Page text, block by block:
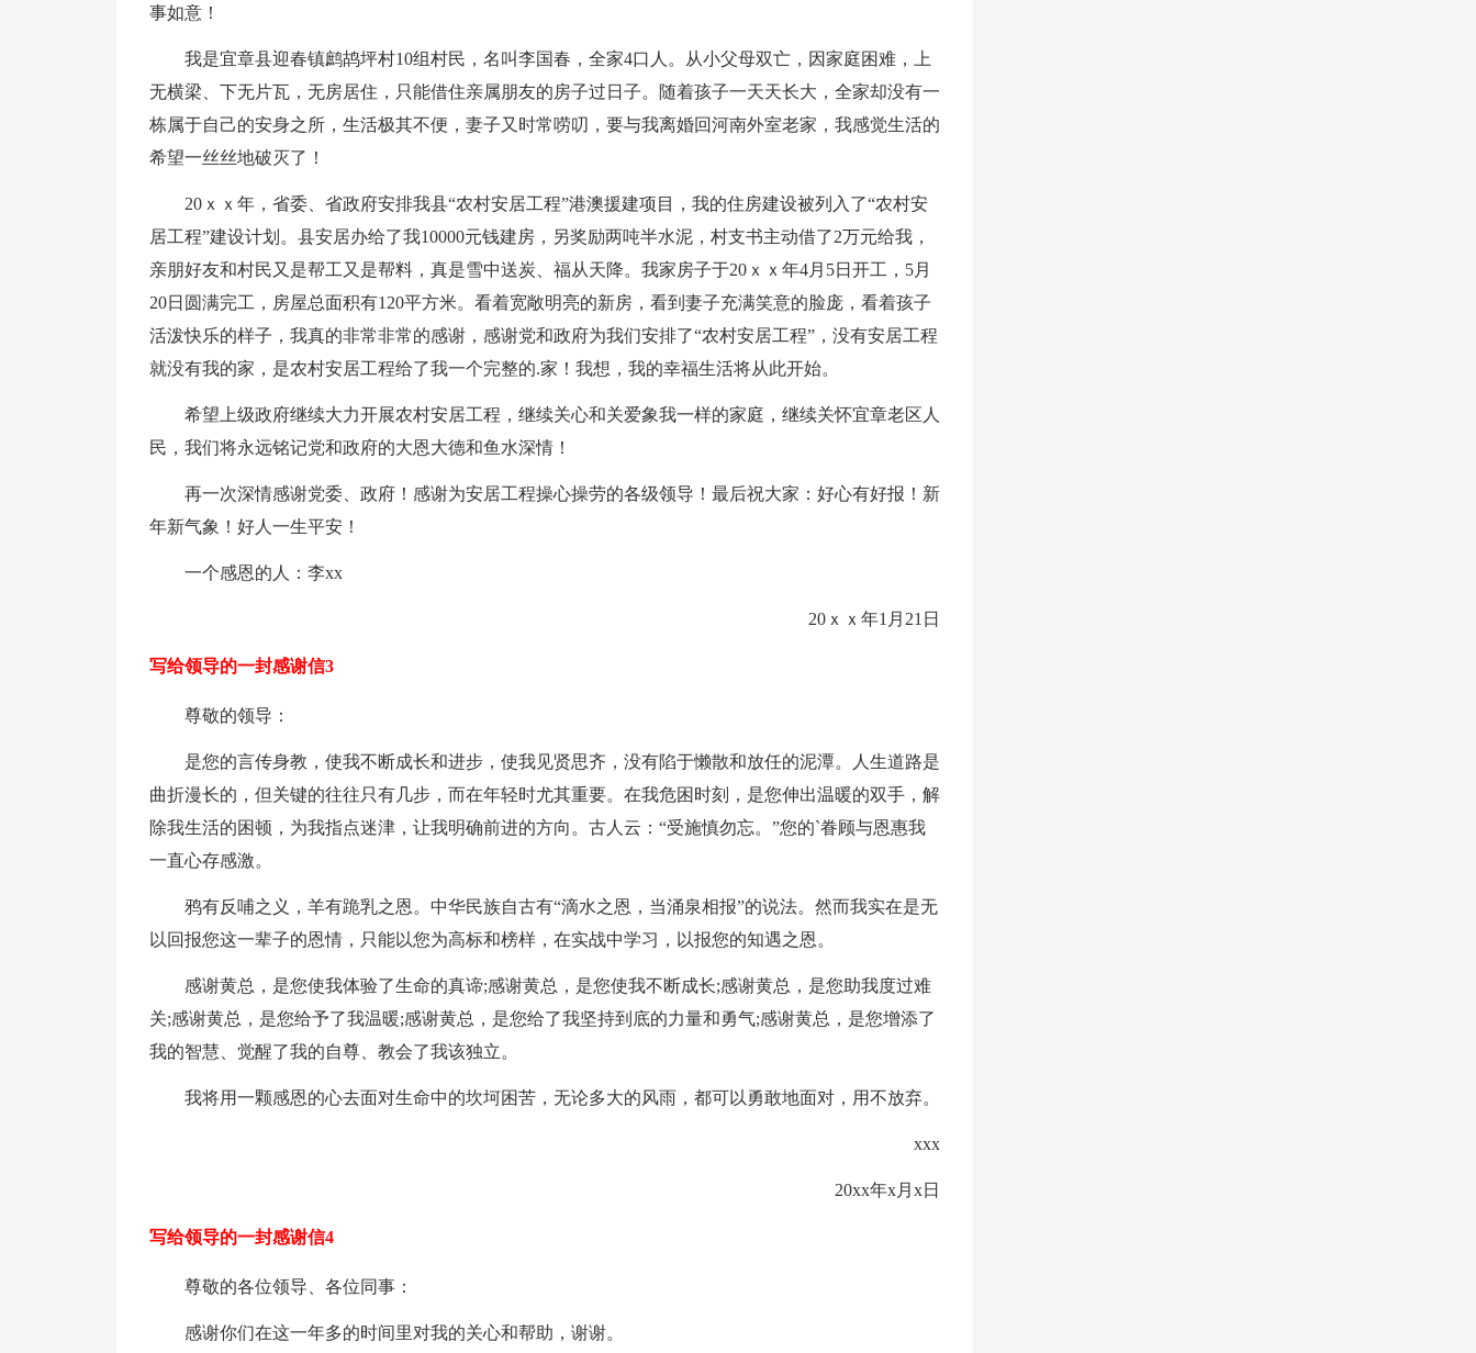
事如意！
我是宜章县迎春镇鹧鸪坪村10组村民，名叫李国春，全家4口人。从小父母双亡，因家庭困难，上
无横梁、下无片瓦，无房居住，只能借住亲属朋友的房子过日子。随着孩子一天天长大，全家却没有一
栋属于自己的安身之所，生活极其不便，妻子又时常唠叨，要与我离婚回河南外室老家，我感觉生活的
希望一丝丝地破灭了！
20ｘｘ年，省委、省政府安排我县“农村安居工程”港澳援建项目，我的住房建设被列入了“农村安
居工程”建设计划。县安居办给了我10000元钱建房，另奖励两吨半水泥，村支书主动借了2万元给我，
亲朋好友和村民又是帮工又是帮料，真是雪中送炭、福从天降。我家房子于20ｘｘ年4月5日开工，5月
20日圆满完工，房屋总面积有120平方米。看着宽敞明亮的新房，看到妻子充满笑意的脸庞，看着孩子
活泼快乐的样子，我真的非常非常的感谢，感谢党和政府为我们安排了“农村安居工程”，没有安居工程
就没有我的家，是农村安居工程给了我一个完整的.家！我想，我的幸福生活将从此开始。
希望上级政府继续大力开展农村安居工程，继续关心和关爱象我一样的家庭，继续关怀宜章老区人
民，我们将永远铭记党和政府的大恩大德和鱼水深情！
再一次深情感谢党委、政府！感谢为安居工程操心操劳的各级领导！最后祝大家：好心有好报！新
年新气象！好人一生平安！
一个感恩的人：李xx
20ｘｘ年1月21日
写给领导的一封感谢信3
尊敬的领导：
是您的言传身教，使我不断成长和进步，使我见贤思齐，没有陷于懒散和放任的泥潭。人生道路是
曲折漫长的，但关键的往往只有几步，而在年轻时尤其重要。在我危困时刻，是您伸出温暖的双手，解
除我生活的困顿，为我指点迷津，让我明确前进的方向。古人云：“受施慎勿忘。”您的`眷顾与恩惠我
一直心存感激。
鸦有反哺之义，羊有跪乳之恩。中华民族自古有“滴水之恩，当涌泉相报”的说法。然而我实在是无
以回报您这一辈子的恩情，只能以您为高标和榜样，在实战中学习，以报您的知遇之恩。
感谢黄总，是您使我体验了生命的真谛;感谢黄总，是您使我不断成长;感谢黄总，是您助我度过难
关;感谢黄总，是您给予了我温暖;感谢黄总，是您给了我坚持到底的力量和勇气;感谢黄总，是您增添了
我的智慧、觉醒了我的自尊、教会了我该独立。
我将用一颗感恩的心去面对生命中的坎坷困苦，无论多大的风雨，都可以勇敢地面对，用不放弃。
xxx
20xx年x月x日
写给领导的一封感谢信4
尊敬的各位领导、各位同事：
感谢你们在这一年多的时间里对我的关心和帮助，谢谢。